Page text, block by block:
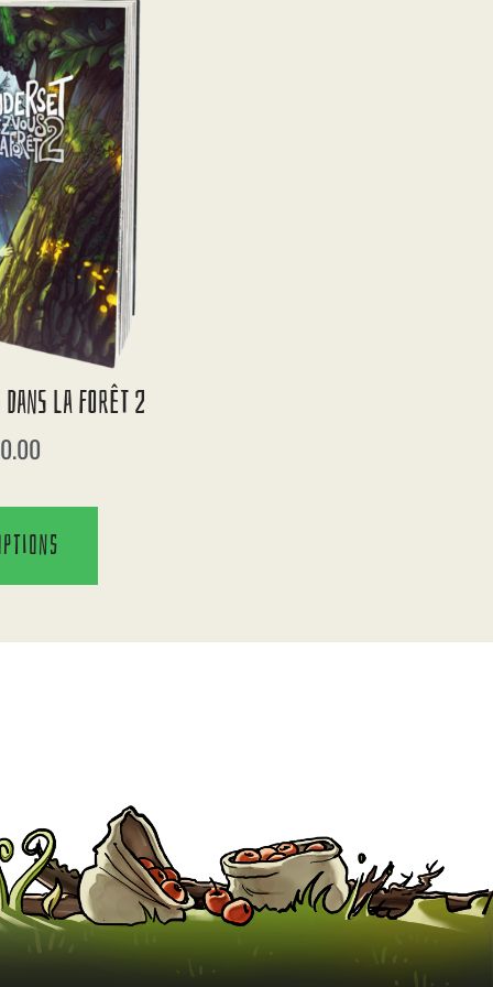
La Forêt 2